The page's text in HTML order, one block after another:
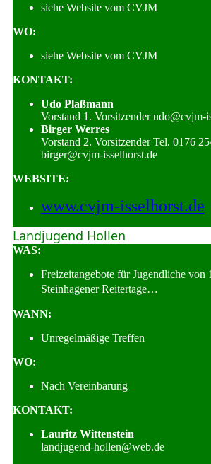
siehe Website vom CVJM
WO:
siehe Website vom CVJM
KONTAKT:
Udo Plaßmann
Vorstand 1. Vorsitzender udo@cvjm-
Birger Werres
Vorstand 2. Vorsitzender Tel. 0176
birger@cvjm-isselhorst.de
WEBSITE:
www.cvjm-isselhorst.de
Landjugend Hollen
WAS:
Freizeitangebote für Jugendliche
Steinhagener Reitertage…
WANN:
Unregelmäßige Treffen
WO:
Nach Vereinbarung
KONTAKT:
Lauritz Wittenstein
landjugend-hollen@web.de